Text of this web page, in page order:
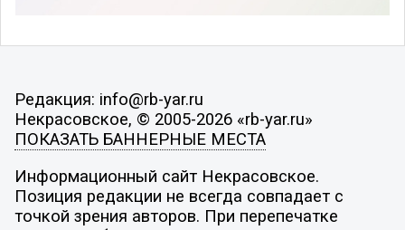
Редакция: info@rb-yar.ru
Некрасовское, © 2005-2026 «rb-yar.ru»
ПОКАЗАТЬ БАННЕРНЫЕ МЕСТА
Информационный сайт Некрасовское.
Позиция редакции не всегда совпадает с
точкой зрения авторов. При перепечатке